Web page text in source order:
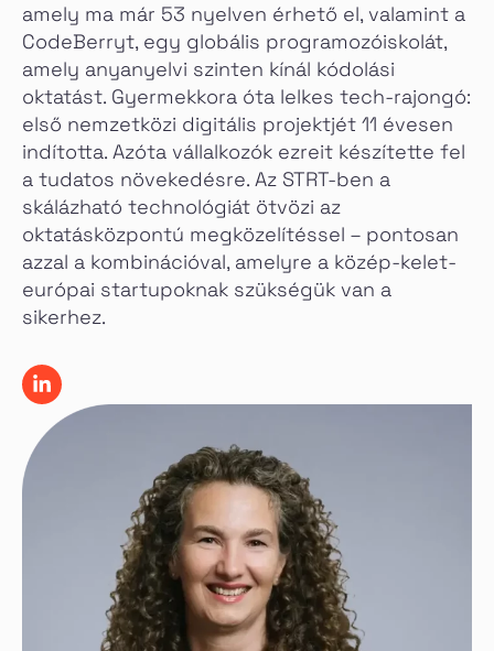
amely ma már 53 nyelven érhető el, valamint a
CodeBerryt, egy globális programozóiskolát,
amely anyanyelvi szinten kínál kódolási
oktatást. Gyermekkora óta lelkes tech-rajongó:
első nemzetközi digitális projektjét 11 évesen
indította. Azóta vállalkozók ezreit készítette fel
a tudatos növekedésre. Az STRT-ben a
skálázható technológiát ötvözi az
oktatásközpontú megközelítéssel – pontosan
azzal a kombinációval, amelyre a közép-kelet-
európai startupoknak szükségük van a
sikerhez.